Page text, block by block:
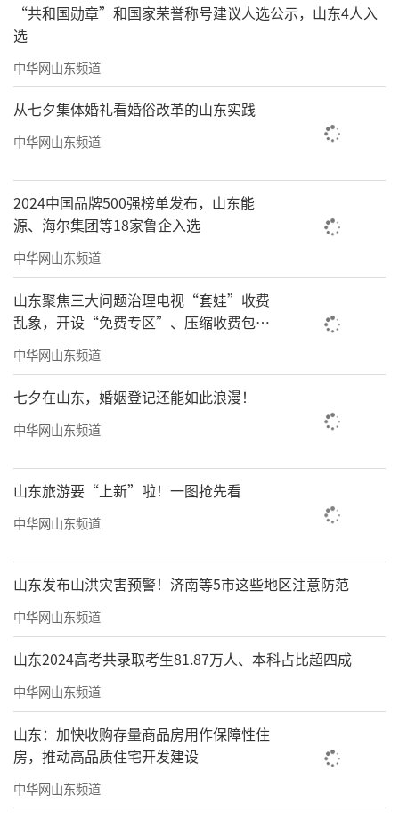
“共和国勋章”和国家荣誉称号建议人选公示，山东4人入
选
中华网山东频道
从七夕集体婚礼看婚俗改革的山东实践
中华网山东频道
2024中国品牌500强榜单发布，山东能
源、海尔集团等18家鲁企入选
中华网山东频道
山东聚焦三大问题治理电视“套娃”收费
乱象，开设“免费专区”、压缩收费包比
例70%以上
中华网山东频道
七夕在山东，婚姻登记还能如此浪漫！
中华网山东频道
山东旅游要“上新”啦！一图抢先看
中华网山东频道
山东发布山洪灾害预警！济南等5市这些地区注意防范
中华网山东频道
山东2024高考共录取考生81.87万人、本科占比超四成
中华网山东频道
山东：加快收购存量商品房用作保障性住
房，推动高品质住宅开发建设
中华网山东频道